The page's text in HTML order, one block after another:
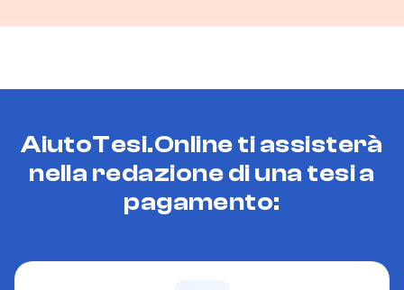
AiutoTesi.Online ti assisterà
nella redazione di una tesi a
pagamento: